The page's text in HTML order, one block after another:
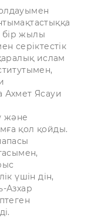
бір жылы
серіктестік
ислам
Ахмет Ясауи
және
қол қойды.
үшін дін,
Азхар